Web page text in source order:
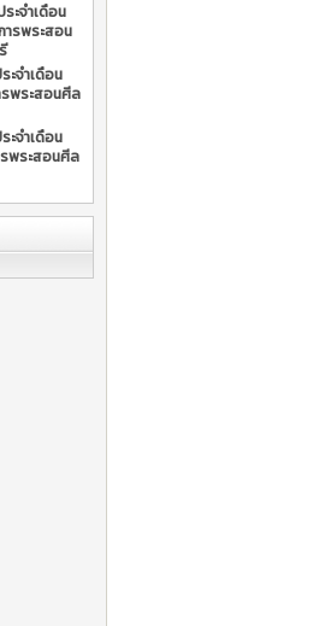
ะจำเดือน
ารพระสอน
ะจำเดือน
พระสอนศีล
ะจำเดือน
พระสอนศีล